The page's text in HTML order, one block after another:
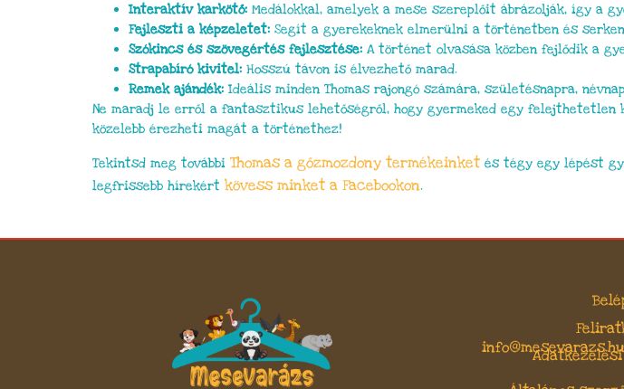
Interaktív karkötő: Medálokkal, amelyek a mese szereplőit ábrázolják, így a
Fejleszti a képzeletet: Segít a gyerekeknek elmerülni a történetben és
Szókincs és szövegértés fejlesztése: A történet olvasása közben fejlődik a
Strapabíró kivitel: Hosszú távon is élvezhető marad.
Remek ajándék: Ideális minden Thomas rajongó számára, születésnapra,
Ne maradj le erről a fantasztikus lehetőségről, hogy gyermeked egy felejthetetlen
közelebb érezheti magát a történethez!
Tekintsd meg további Thomas a gőzmozdony termékeinket és tégy egy lépést
legfrissebb hírekért kövess minket a Facebookon.
info@mesevarazs.hu